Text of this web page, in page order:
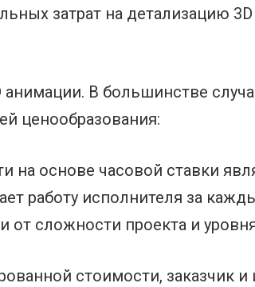
затрат на детализацию
В большинстве
ценообразования:
на основе часовой ставки
работу исполнителя за
от сложности проекта и
стоимости, заказчик